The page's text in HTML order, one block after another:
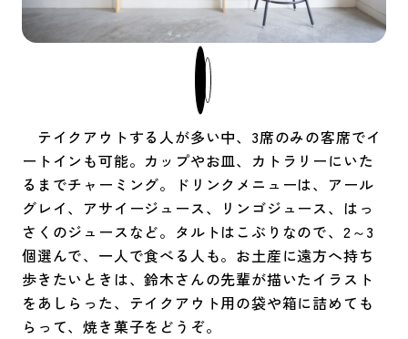
テイクアウトする人が多い中、3席のみの客席でイ
ートインも可能。カップやお皿、カトラリーにいた
るまでチャーミング。ドリンクメニューは、アール
グレイ、アサイージュース、リンゴジュース、はっ
さくのジュースなど。タルトはこぶりなので、2～3
個選んで、一人で食べる人も。お土産に遠方へ持ち
歩きたいときは、鈴木さんの先輩が描いたイラスト
をあしらった、テイクアウト用の袋や箱に詰めても
らって、焼き菓子をどうぞ。